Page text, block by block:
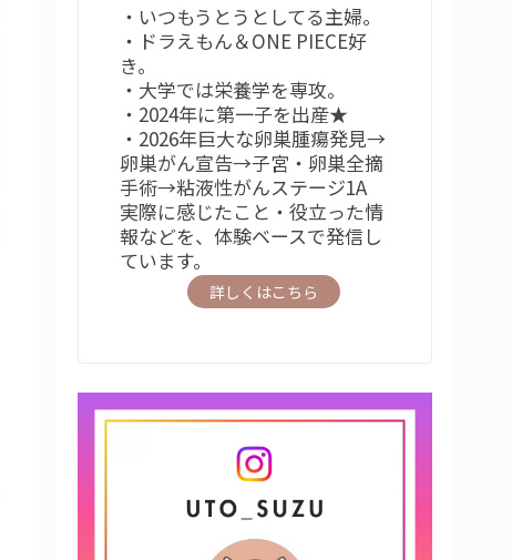
・いつもうとうとしてる主婦。
・ドラえもん＆ONE PIECE好
き。
・大学では栄養学を専攻。
・2024年に第一子を出産★
・2026年巨大な卵巣腫瘍発見→
卵巣がん宣告→子宮・卵巣全摘
手術→粘液性がんステージ1A
実際に感じたこと・役立った情
報などを、体験ベースで発信し
ています。
詳しくはこちら